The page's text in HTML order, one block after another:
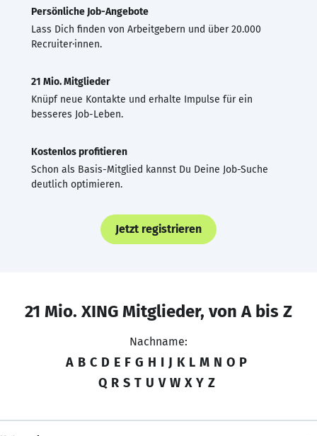
Persönliche Job-Angebote
Lass Dich finden von Arbeitgebern und über 20.000
Recruiter·innen.
21 Mio. Mitglieder
Knüpf neue Kontakte und erhalte Impulse für ein
besseres Job-Leben.
Kostenlos profitieren
Schon als Basis-Mitglied kannst Du Deine Job-Suche
deutlich optimieren.
Jetzt registrieren
21 Mio. XING Mitglieder, von A bis Z
Nachname:
A B C D E F G H I J K L M N O P
Q R S T U V W X Y Z